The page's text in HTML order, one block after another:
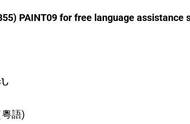
PAINT09 for free language assistance
語)